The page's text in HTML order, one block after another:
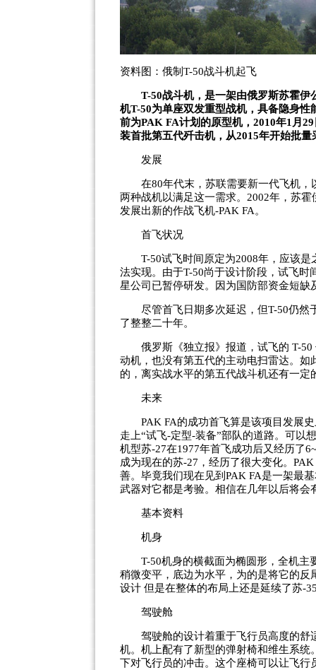
资料图：俄制T-50战斗机起飞
T-50战斗机，是一架由俄罗斯苏霍
机T-50为单座双发重型战机，具备隐身
前为PAK FA计划的原型机，2010年1月
装首批第五代歼击机，从2015年开始批量
发展
在80年代末，苏联需要新一代飞机，
两种战机以满足这一需求。2002年，苏
发展出新的作战飞机-PAK FA。
首飞状况
T-50试飞时间原定为2008年，应该是
法实现。由于T-50尚于设计阶段，试飞
星公司已暂停研发。因为国防部资金短缺
尽管首飞日期多次延迟，但T-50仍然
了整整二十年。
俄罗斯《独立报》报道，试飞的 T-50
动机，也没有第五代的主动电扫雷达。
的，离实战水平的第五代战斗机还有一定
未来
PAK FA的成功首飞算是该项目发展史
走上“试飞-定型-装备”部队的道路。可以
机型苏-27在1977年首飞成功后又经历了
成为现在的苏-27，经历了很大变化。
善。毕竟我们现在见到PAK FA是一架最
武器对它都是考验。相信在几年以后将会
基本资料
机身
T-50机身的横截面为椭圆形，全机主
稍微变平，底边为水平，为的是将它的
设计 但是在整体的布局上还是延续了苏-
驾驶舱
驾驶舱的设计着重于飞行员高度的舒
机。机上配有了新型的弹射椅和维生系统
下对飞行员的冲击。这个座椅可以让飞